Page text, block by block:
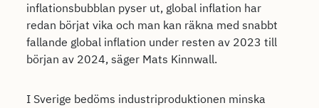
inflationsbubblan pyser ut, global inflation har
redan börjat vika och man kan räkna med snabbt
fallande global inflation under resten av 2023 till
början av 2024, säger Mats Kinnwall.
I Sverige bedöms industriproduktionen minska